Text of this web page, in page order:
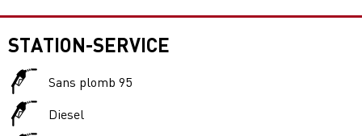
STATION-SERVICE
Sans plomb 95
Diesel